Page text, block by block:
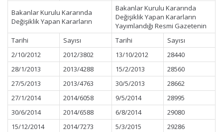
Bakanlar Kurulu Kararında
Değişiklik Yapan Kararların
Bakanlar Kurulu Kararında
Değişiklik Yapan Kararların
Yayımlandığı Resmi Gazetenin
Tarihi
Sayısı Tarihi
Sayısı
2/10/2012
2012/3802 13/10/2012
28440
28/1/2013
2013/4288 15/2/2013
28560
27/5/2013
2013/4763 30/5/2013
28662
27/1/2014
2014/6058 9/5/2014
28995
30/6/2014
2014/6588 6/8/2014
29080
15/12/2014
2014/7273 5/3/2015
29286